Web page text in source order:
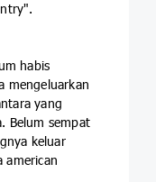
habis
mengeluarkan
yang
Belum sempat
keluar